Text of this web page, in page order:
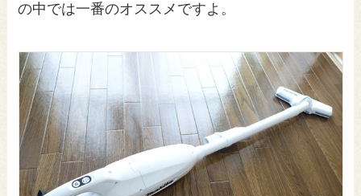
の中では一番のオススメですよ。